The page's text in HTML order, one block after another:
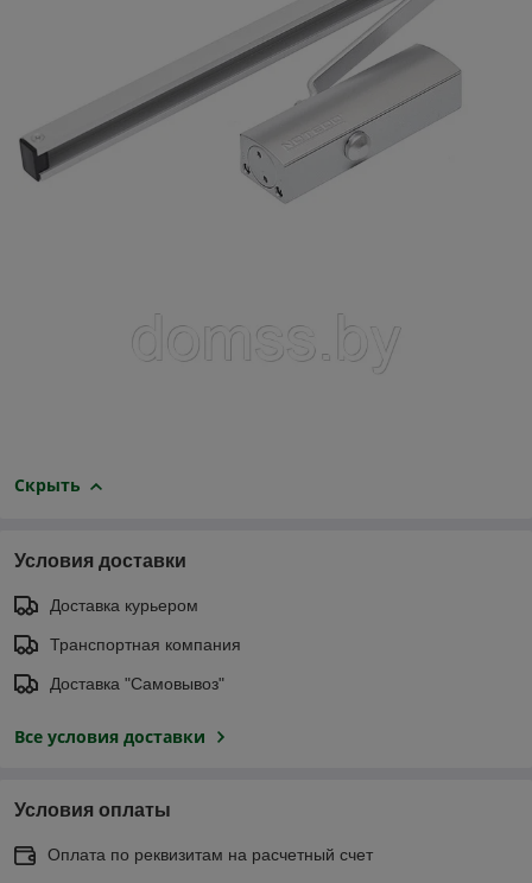
Скрыть
Условия доставки
Доставка курьером
Транспортная компания
Доставка "Самовывоз"
Все условия доставки
Условия оплаты
Оплата по реквизитам на расчетный счет